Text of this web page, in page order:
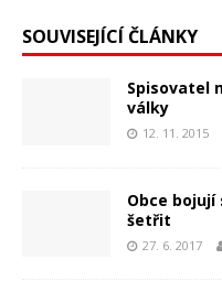
SOUVISEJÍCÍ ČLÁNKY
Spisovatel
války
12. 11. 2015
Obce
šetřit
27. 6. 2017